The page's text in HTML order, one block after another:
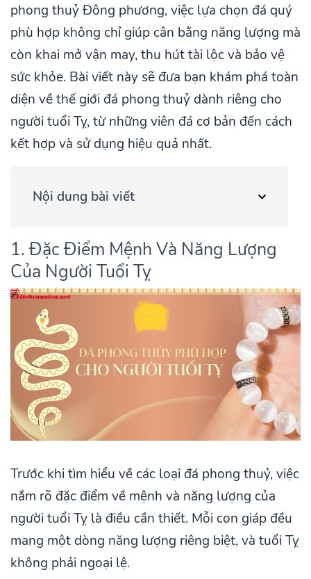
phong thuỷ Đông phương, việc lựa chọn đá quý
phù hợp không chỉ giúp cân bằng năng lượng mà
còn khai mở vận may, thu hút tài lộc và bảo vệ
sức khỏe. Bài viết này sẽ đưa bạn khám phá toàn
diện về thế giới đá phong thuỷ dành riêng cho
người tuổi Tỵ, từ những viên đá cơ bản đến cách
kết hợp và sử dụng hiệu quả nhất.
Nội dung bài viết
1. Đặc Điểm Mệnh Và Năng Lượng
Của Người Tuổi Tỵ
Trước khi tìm hiểu về các loại đá phong thuỷ, việc
nắm rõ đặc điểm về mệnh và năng lượng của
người tuổi Tỵ là điều cần thiết. Mỗi con giáp đều
mang một dòng năng lượng riêng biệt, và tuổi Tỵ
không phải ngoại lệ.